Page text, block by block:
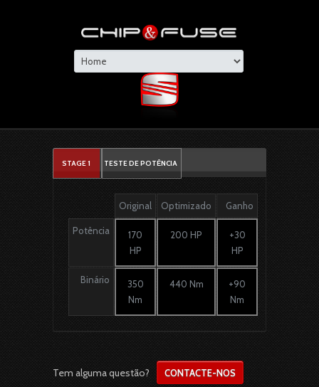
STAGE 1 TESTE DE POTÊNCIA
Original Optimizado Ganho
Potência
170
HP
200 HP
+30
HP
Binário
350
Nm
440 Nm
+90
Nm
Tem alguma questão? CONTACTE-NOS